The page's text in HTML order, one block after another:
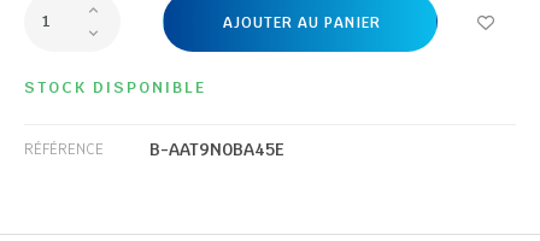
AJOUTER AU PANIER
STOCK DISPONIBLE
RÉFÉRENCE B-AAT9N0BA45E